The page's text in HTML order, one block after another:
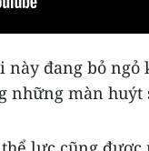
đang bỏ ngỏ
những màn huýt